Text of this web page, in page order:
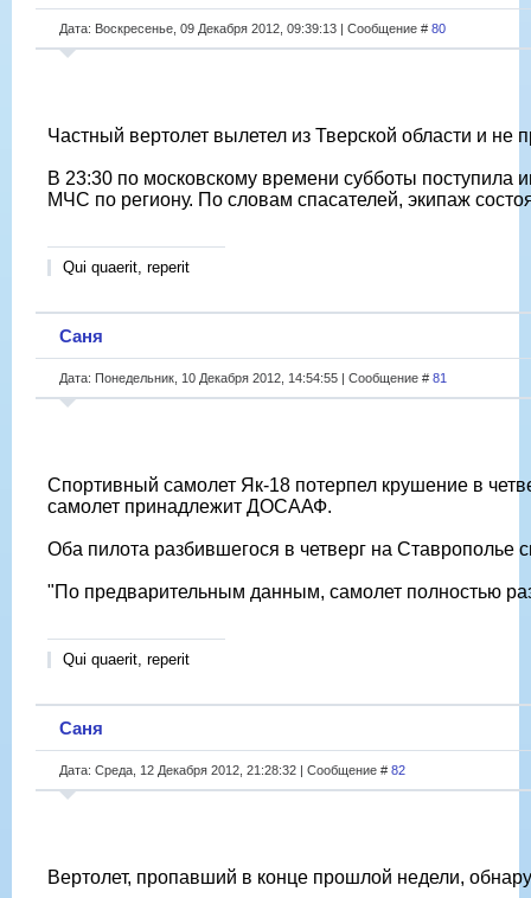
Дата: Воскресенье, 09 Декабря 2012, 09:39:13 | Сообщение # 80
Частный вертолет вылетел из Тверской области и не
В 23:30 по московскому времени субботы поступила
МЧС по региону. По словам спасателей, экипаж
Qui quaerit, reperit
Саня
Дата: Понедельник, 10 Декабря 2012, 14:54:55 | Сообщение # 81
Спортивный самолет Як-18 потерпел крушение в
самолет принадлежит ДОСААФ.
Оба пилота разбившегося в четверг на Ставрополье
"По предварительным данным, самолет полностью
Qui quaerit, reperit
Саня
Дата: Среда, 12 Декабря 2012, 21:28:32 | Сообщение # 82
Вертолет, пропавший в конце прошлой недели,